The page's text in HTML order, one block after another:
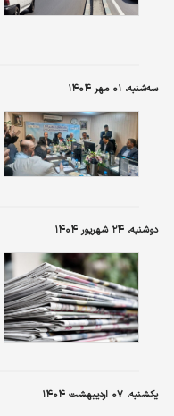
سه‌شنبه، ۰۱ مهر ۱۴۰۴
دوشنبه، ۲۴ شهریور ۱۴۰۴
یکشنبه، ۰۷ اردیبهشت ۱۴۰۴